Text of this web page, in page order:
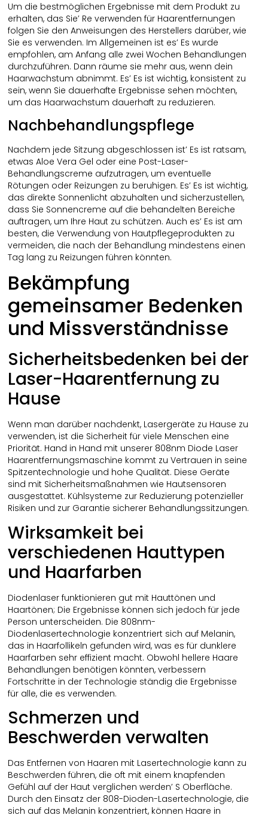
Um die bestmöglichen Ergebnisse mit dem Produkt zu
erhalten, das Sie’ Re verwenden für Haarentfernungen
folgen Sie den Anweisungen des Herstellers darüber, wie
Sie es verwenden. Im Allgemeinen ist es’ Es wurde
empfohlen, am Anfang alle zwei Wochen Behandlungen
durchzuführen. Dann räume sie mehr aus, wenn dein
Haarwachstum abnimmt. Es’ Es ist wichtig, konsistent zu
sein, wenn Sie dauerhafte Ergebnisse sehen möchten,
um das Haarwachstum dauerhaft zu reduzieren.
Nachbehandlungspflege
Nachdem jede Sitzung abgeschlossen ist’ Es ist ratsam,
etwas Aloe Vera Gel oder eine Post-Laser-
Behandlungscreme aufzutragen, um eventuelle
Rötungen oder Reizungen zu beruhigen. Es’ Es ist wichtig,
das direkte Sonnenlicht abzuhalten und sicherzustellen,
dass Sie Sonnencreme auf die behandelten Bereiche
auftragen, um Ihre Haut zu schützen. Auch es’ Es ist am
besten, die Verwendung von Hautpflegeprodukten zu
vermeiden, die nach der Behandlung mindestens einen
Tag lang zu Reizungen führen könnten.
Bekämpfung
gemeinsamer Bedenken
und Missverständnisse
Sicherheitsbedenken bei der
Laser-Haarentfernung zu
Hause
Wenn man darüber nachdenkt, Lasergeräte zu Hause zu
verwenden, ist die Sicherheit für viele Menschen eine
Priorität. Hand in Hand mit unserer 808nm Diode Laser
Haarentfernungsmaschine kommt zu Vertrauen in seine
Spitzentechnologie und hohe Qualität. Diese Geräte
sind mit Sicherheitsmaßnahmen wie Hautsensoren
ausgestattet. Kühlsysteme zur Reduzierung potenzieller
Risiken und zur Garantie sicherer Behandlungssitzungen.
Wirksamkeit bei
verschiedenen Hauttypen
und Haarfarben
Diodenlaser funktionieren gut mit Hauttönen und
Haartönen; Die Ergebnisse können sich jedoch für jede
Person unterscheiden. Die 808nm-
Diodenlasertechnologie konzentriert sich auf Melanin,
das in Haarfollikeln gefunden wird, was es für dunklere
Haarfarben sehr effizient macht. Obwohl hellere Haare
Behandlungen benötigen könnten, verbessern
Fortschritte in der Technologie ständig die Ergebnisse
für alle, die es verwenden.
Schmerzen und
Beschwerden verwalten
Das Entfernen von Haaren mit Lasertechnologie kann zu
Beschwerden führen, die oft mit einem knapfenden
Gefühl auf der Haut verglichen werden’ S Oberfläche.
Durch den Einsatz der 808-Dioden-Lasertechnologie, die
sich auf das Melanin konzentriert, können Haare in